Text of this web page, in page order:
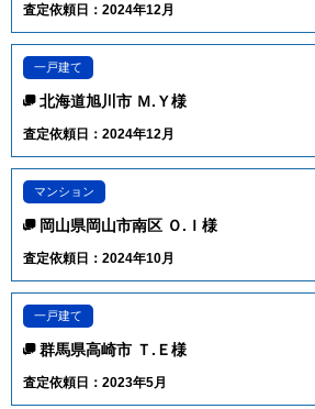
査定依頼日：2024年12月
一戸建て
北海道旭川市 Ｍ.Ｙ様
査定依頼日：2024年12月
マンション
岡山県岡山市南区 Ｏ.Ｉ様
査定依頼日：2024年10月
一戸建て
群馬県高崎市 Ｔ.Ｅ様
査定依頼日：2023年5月